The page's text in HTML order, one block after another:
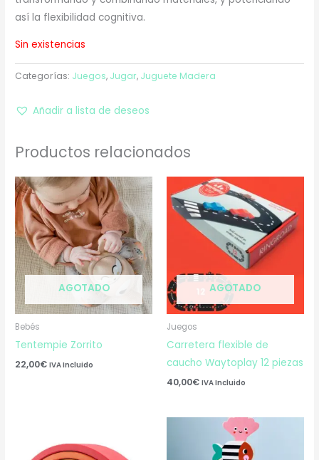
así la flexibilidad cognitiva.
Sin existencias
Categorías: Juegos, Jugar, Juguete Madera
Añadir a lista de deseos
Productos relacionados
AGOTADO
Bebés
Tentempie Zorrito
22,00€ IVA Incluido
AGOTADO
Juegos
Carretera flexible de
caucho Waytoplay 12 piezas
40,00€ IVA Incluido